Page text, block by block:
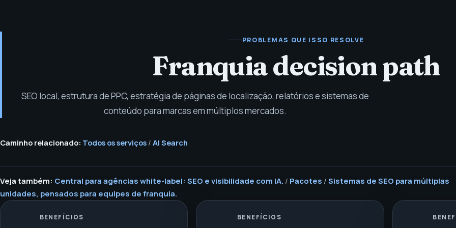
PROBLEMAS QUE ISSO RESOLVE
Franquia decision path
SEO local, estrutura de PPC, estratégia de páginas de localização, relatórios e sistemas de
conteúdo para marcas em múltiplos mercados.
Caminho relacionado: Todos os serviços / AI Search
Veja também: Central para agências white-label: SEO e visibilidade com IA. / Pacotes / Sistemas de SEO para múltiplas
unidades, pensados para equipes de franquia.
BENEFÍCIOS BENEFÍCIOS